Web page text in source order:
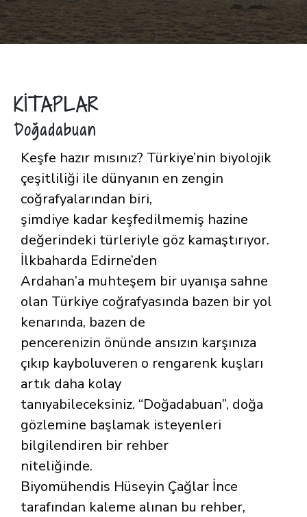
KİTAPLAR
Doğadabuan
Keşfe hazır mısınız? Türkiye’nin biyolojik
çeşitliliği ile dünyanın en zengin
coğrafyalarından biri,
şimdiye kadar keşfedilmemiş hazine
değerindeki türleriyle göz kamaştırıyor.
İlkbaharda Edirne’den
Ardahan’a muhteşem bir uyanışa sahne
olan Türkiye coğrafyasında bazen bir yol
kenarında, bazen de
pencerenizin önünde ansızın karşınıza
çıkıp kayboluveren o rengarenk kuşları
artık daha kolay
tanıyabileceksiniz. “Doğadabuan”, doğa
gözlemine başlamak isteyenleri
bilgilendiren bir rehber
niteliğinde.
Biyomühendis Hüseyin Çağlar İnce
tarafından kaleme alınan bu rehber,